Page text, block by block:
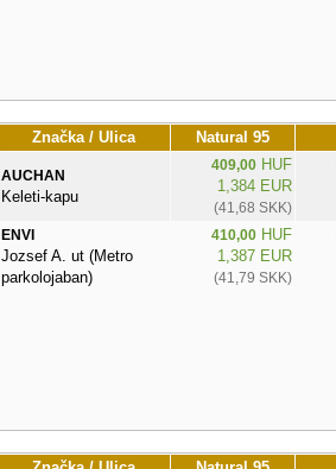
Značka / Ulica Natural 95
AUCHAN
Keleti-kapu
409,00HUF
1,384 EUR
(41,68 SKK)
ENVI
Jozsef A. ut (Metro
parkolojaban)
410,00HUF
1,387 EUR
(41,79 SKK)